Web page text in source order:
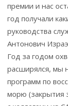
премии и нас
год получали
руководства
Антонович
Год за годом
расширялся, мы
программ по
морю (закрытия